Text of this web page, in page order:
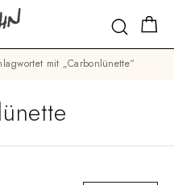
mit „Carbonlünette“